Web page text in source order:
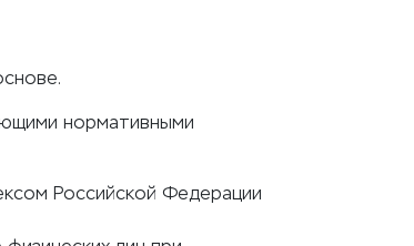
нормативными
Российской Федерации